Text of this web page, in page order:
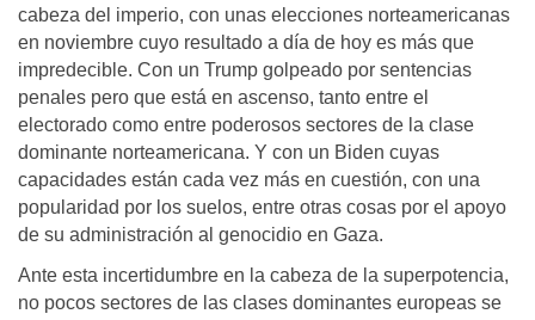
cabeza del imperio, con unas elecciones norteamericanas
en noviembre cuyo resultado a día de hoy es más que
impredecible. Con un Trump golpeado por sentencias
penales pero que está en ascenso, tanto entre el
electorado como entre poderosos sectores de la clase
dominante norteamericana. Y con un Biden cuyas
capacidades están cada vez más en cuestión, con una
popularidad por los suelos, entre otras cosas por el apoyo
de su administración al genocidio en Gaza.
Ante esta incertidumbre en la cabeza de la superpotencia,
no pocos sectores de las clases dominantes europeas se